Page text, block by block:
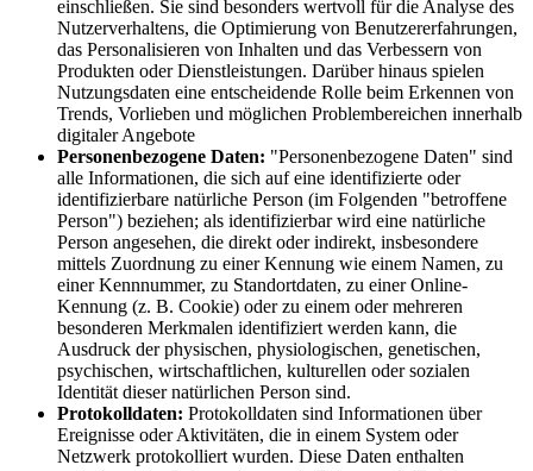
einschließen. Sie sind besonders wertvoll für die Analyse des
Nutzerverhaltens, die Optimierung von Benutzererfahrungen,
das Personalisieren von Inhalten und das Verbessern von
Produkten oder Dienstleistungen. Darüber hinaus spielen
Nutzungsdaten eine entscheidende Rolle beim Erkennen von
Trends, Vorlieben und möglichen Problembereichen innerhalb
digitaler Angebote
Personenbezogene Daten: "Personenbezogene Daten" sind
alle Informationen, die sich auf eine identifizierte oder
identifizierbare natürliche Person (im Folgenden "betroffene
Person") beziehen; als identifizierbar wird eine natürliche
Person angesehen, die direkt oder indirekt, insbesondere
mittels Zuordnung zu einer Kennung wie einem Namen, zu
einer Kennnummer, zu Standortdaten, zu einer Online-
Kennung (z. B. Cookie) oder zu einem oder mehreren
besonderen Merkmalen identifiziert werden kann, die
Ausdruck der physischen, physiologischen, genetischen,
psychischen, wirtschaftlichen, kulturellen oder sozialen
Identität dieser natürlichen Person sind.
Protokolldaten: Protokolldaten sind Informationen über
Ereignisse oder Aktivitäten, die in einem System oder
Netzwerk protokolliert wurden. Diese Daten enthalten